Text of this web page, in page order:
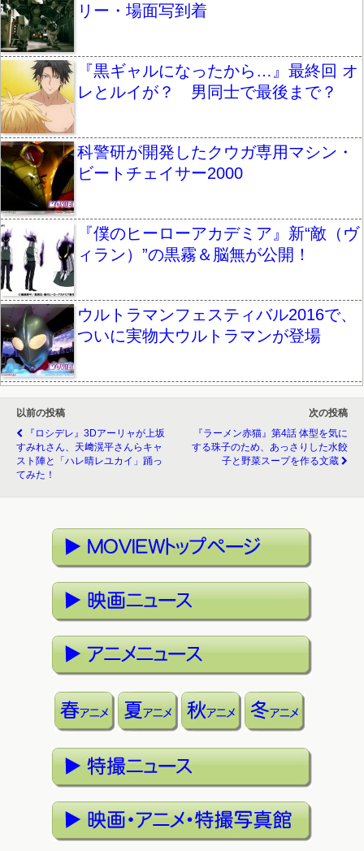
リー・場面写到着
『黒ギャルになったから…』最終回 オ
レとルイが？ 男同士で最後まで？
科警研が開発したクウガ専用マシン・
ビートチェイサー2000
『僕のヒーローアカデミア』新“敵（ヴ
ィラン）”の黒霧＆脳無が公開！
ウルトラマンフェスティバル2016で、
ついに実物大ウルトラマンが登場
以前の投稿
『ロシデレ』3Dアーリャが上坂
すみれさん、天﨑滉平さんらキャ
スト陣と「ハレ晴レユカイ」踊っ
てみた！
次の投稿
『ラーメン赤猫』第4話 体型を気に
する珠子のため、あっさりした水餃
子と野菜スープを作る文蔵